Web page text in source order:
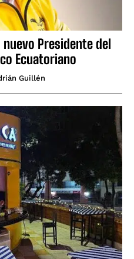
Presidente del
Ecuatoriano
Guillén